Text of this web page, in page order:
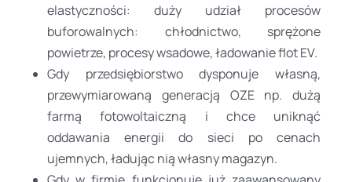
elastyczności: duży udział procesów
buforowalnych: chłodnictwo, sprężone
powietrze, procesy wsadowe, ładowanie flot EV.
Gdy przedsiębiorstwo dysponuje własną,
przewymiarowaną generacją OZE np. dużą
farmą fotowoltaiczną i chce uniknąć
oddawania energii do sieci po cenach
ujemnych, ładując nią własny magazyn.